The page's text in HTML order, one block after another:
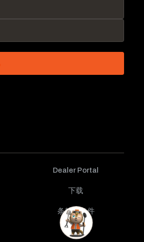
Dealer Portal
下载
条款与条件